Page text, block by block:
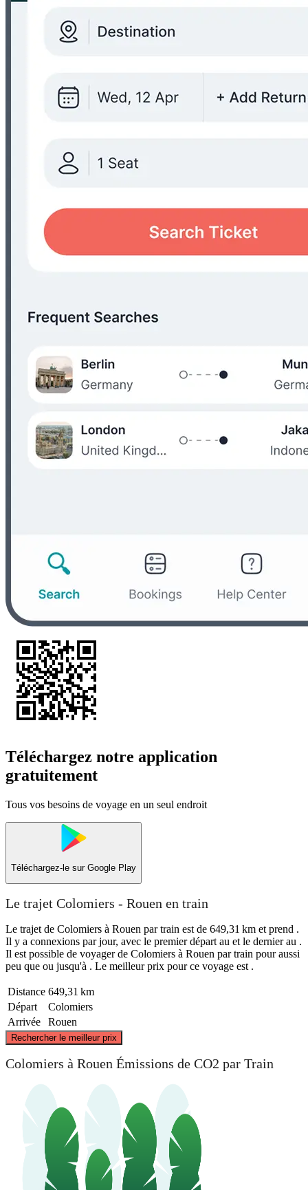
Téléchargez notre application
gratuitement
Tous vos besoins de voyage en un seul endroit
Téléchargez-le sur Google Play
Le trajet Colomiers - Rouen en train
Le trajet de Colomiers à Rouen par train est de 649,31 km et prend .
Il y a connexions par jour, avec le premier départ au et le dernier au .
Il est possible de voyager de Colomiers à Rouen par train pour aussi
peu que ou jusqu'à . Le meilleur prix pour ce voyage est .
Distance 649,31 km
Départ
Colomiers
Arrivée
Rouen
Rechercher le meilleur prix
Colomiers à Rouen Émissions de CO2 par Train